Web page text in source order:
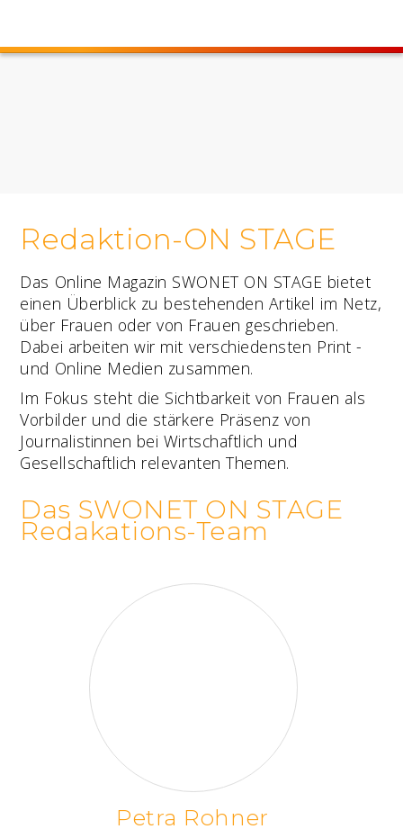
Redaktion-ON STAGE
Das Online Magazin SWONET ON STAGE bietet
einen Überblick zu bestehenden Artikel im Netz,
über Frauen oder von Frauen geschrieben.
Dabei arbeiten wir mit verschiedensten Print -
und Online Medien zusammen.
Im Fokus steht die Sichtbarkeit von Frauen als
Vorbilder und die stärkere Präsenz von
Journalistinnen bei Wirtschaftlich und
Gesellschaftlich relevanten Themen.
Das SWONET ON STAGE
Redakations-Team
Petra Rohner